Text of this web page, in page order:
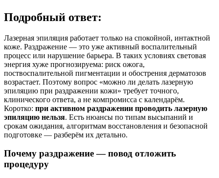
Подробный ответ:
Лазерная эпиляция работает только на спокойной, интактной
коже. Раздражение — это уже активный воспалительный
процесс или нарушение барьера. В таких условиях световая
энергия хуже прогнозируема: риск ожога,
поствоспалительной пигментации и обострения дерматозов
возрастает. Поэтому вопрос «можно ли делать лазерную
эпиляцию при раздражении кожи» требует точного,
клинического ответа, а не компромисса с календарём.
Коротко: при активном раздражении проводить лазерную
эпиляцию нельзя. Есть нюансы по типам высыпаний и
срокам ожидания, алгоритмам восстановления и безопасной
подготовке — разберём их детально.
Почему раздражение — повод отложить
процедуру